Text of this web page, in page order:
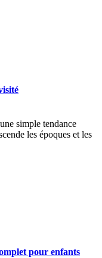
simple tendance
les époques et les
pour enfants